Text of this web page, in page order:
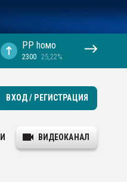
PP hомо
2300 25,22%
ВХОД / РЕГИСТРАЦИЯ
ВИДЕОКАНАЛ